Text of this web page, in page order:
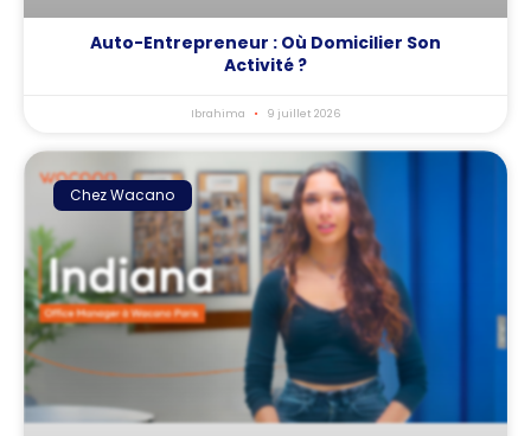
Auto-Entrepreneur : Où Domicilier Son
Activité ?
Ibrahima 9 juillet 2026
Chez Wacano